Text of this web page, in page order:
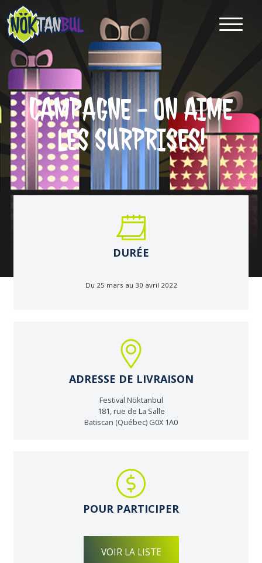
CAMPAGNE - ON AIME
LES SURPRISES!
DURÉE
Du 25 mars au 30 avril 2022
ADRESSE DE LIVRAISON
Festival Nöktanbul
181, rue de La Salle
Batiscan (Québec) G0X 1A0
POUR PARTICIPER
VOIR LA LISTE